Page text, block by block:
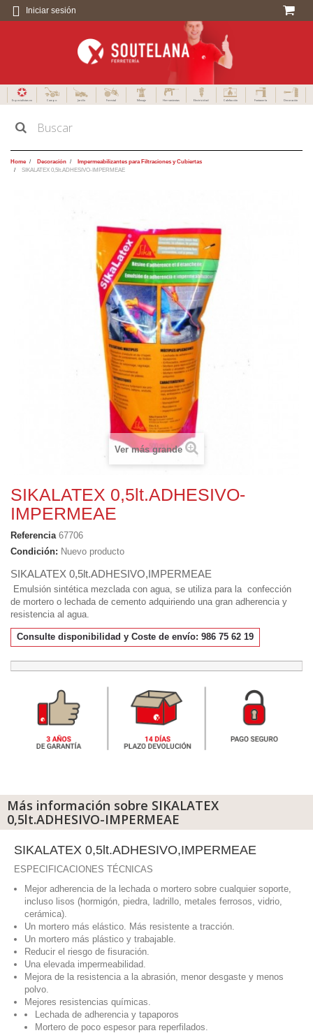
Iniciar sesión
Especialistas en Campo Jardín Forestal Menaje Herramientas Electricidad Calefacción Fontanería Decoración
Home Decoración
Impermeabilizantes para Filtraciones y Cubiertas
SIKALATEX 0,5lt.ADHESIVO-IMPERMEAE
Ver más grande
SIKALATEX 0,5lt.ADHESIVO-
IMPERMEAE
Referencia 67706
Condición: Nuevo producto
SIKALATEX 0,5lt.ADHESIVO,IMPERMEAE
Emulsión sintética mezclada con agua, se utiliza para la confección
de mortero o lechada de cemento adquiriendo una gran adherencia y
resistencia al agua.
Consulte disponibilidad y Coste de envío: 986 75 62 19
Más información sobre SIKALATEX
0,5lt.ADHESIVO-IMPERMEAE
SIKALATEX 0,5lt.ADHESIVO,IMPERMEAE
ESPECIFICACIONES TÉCNICAS
Mejor adherencia de la lechada o mortero sobre cualquier soporte,
incluso lisos (hormigón, piedra, ladrillo, metales ferrosos, vidrio,
cerámica).
Un mortero más elástico. Más resistente a tracción.
Un mortero más plástico y trabajable.
Reducir el riesgo de fisuración.
Una elevada impermeabilidad.
Mejora de la resistencia a la abrasión, menor desgaste y menos
polvo.
Mejores resistencias químicas.
Lechada de adherencia y tapaporos
Mortero de poco espesor para reperfilados.